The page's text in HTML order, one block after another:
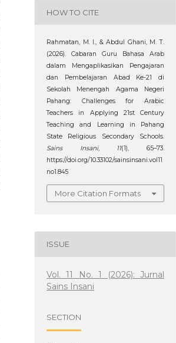
HOW TO CITE
Rahmatan, M. I., & Abdul Ghani, M. T.
(2026). Cabaran Guru Bahasa Arab
dalam Mengaplikasikan Pengajaran
dan Pembelajaran Abad Ke-21 di
Sekolah Menengah Agama Negeri
Pahang: Challenges for Arabic
Teachers in Applying 21st Century
Teaching and Learning in Pahang
State Religious Secondary Schools.
Sains Insani, 11(1), 65–73.
https://doi.org/10.33102/sainsinsani.vol11
no1.845
More Citation Formats
ISSUE
Vol. 11 No. 1 (2026): Jurnal
Sains Insani
SECTION